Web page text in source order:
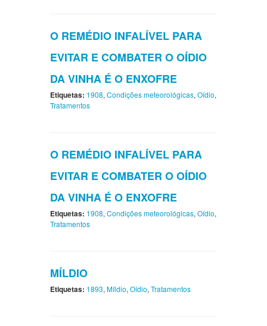
O REMÉDIO INFALÍVEL PARA
EVITAR E COMBATER O OÍDIO
DA VINHA É O ENXOFRE
Etiquetas: 1908, Condições meteorológicas, Oídio,
Tratamentos
O REMÉDIO INFALÍVEL PARA
EVITAR E COMBATER O OÍDIO
DA VINHA É O ENXOFRE
Etiquetas: 1908, Condições meteorológicas, Oídio,
Tratamentos
MÍLDIO
Etiquetas: 1893, Míldio, Oídio, Tratamentos